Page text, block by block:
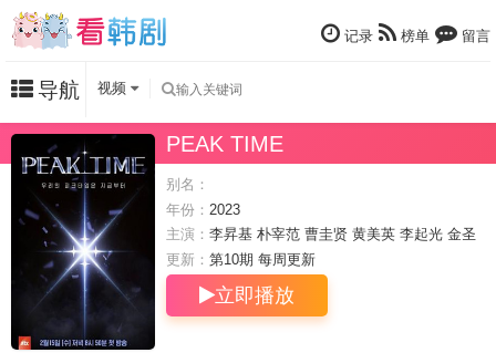
记录 榜单 留言
导航 视频
PEAK TIME
别名：
年份： 2023
主演： 李昇基 朴宰范 曹圭贤 黄美英 李起光 金圣
圭 宋旻浩
更新： 第10期 每周更新
立即播放